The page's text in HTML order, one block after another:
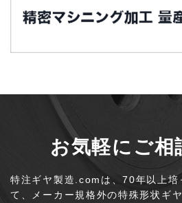
お気軽にご相
特注ギヤ製造.comは、70年以上培
て、
メーカー規格外の特殊形状ギ